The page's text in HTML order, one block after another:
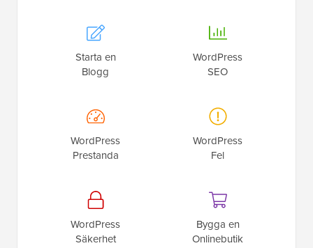
Starta en
Blogg
WordPress
SEO
WordPress
Prestanda
WordPress
Fel
WordPress
Säkerhet
Bygga en
Onlinebutik